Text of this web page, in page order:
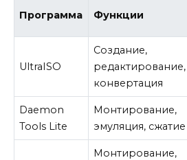
Программа Функции
UltraISO
Создание,
редактирование,
конвертация
Daemon
Tools Lite
Монтирование,
эмуляция, сжатие
Монтирование,